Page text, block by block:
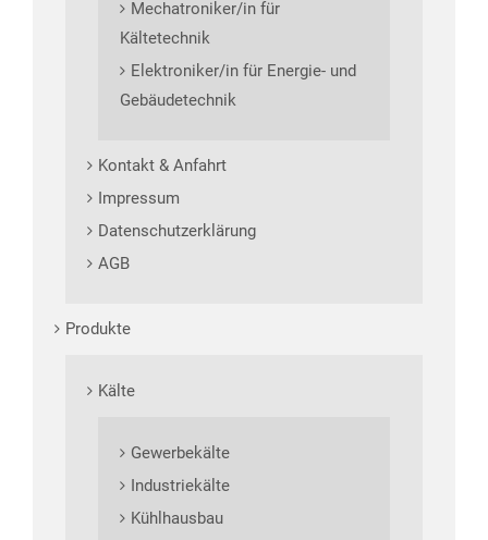
Mechatroniker/in für
Kältetechnik
Elektroniker/in für Energie- und
Gebäudetechnik
Kontakt & Anfahrt
Impressum
Datenschutzerklärung
AGB
Produkte
Kälte
Gewerbekälte
Industriekälte
Kühlhausbau